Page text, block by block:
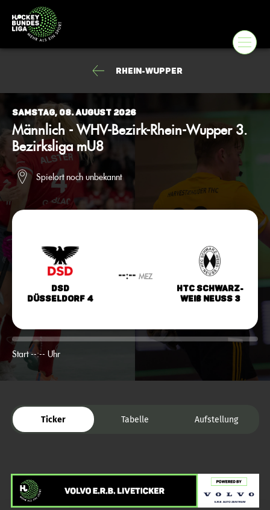
Rhein-Wupper
Samstag, 08. August 2026
Männlich - WHV-Bezirk-Rhein-Wupper 3.
Bezirksliga mU8
Spielort noch unbekannt
DSD
Düsseldorf 4
--:-- MEZ
HTC Schwarz-
Weiß Neuss 3
Start --:-- Uhr
Ticker Tabelle Aufstellung